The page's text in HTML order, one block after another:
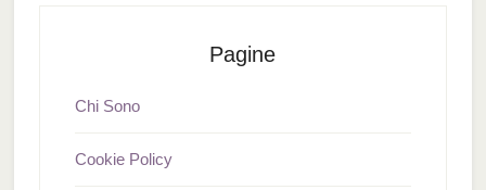
Pagine
Chi Sono
Cookie Policy